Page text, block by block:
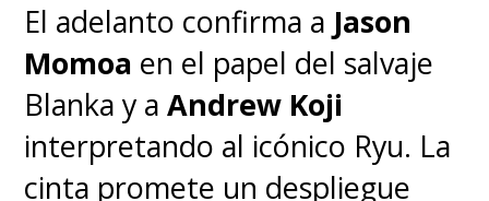
Para que no haya enredos,
Warner Bros. accedió a los
derechos cinematográficos de la
El adelanto confirma a Jason
Momoa en el papel del salvaje
Blanka y aAndrew Koji
interpretando al icónico Ryu. La
cinta promete un despliegue